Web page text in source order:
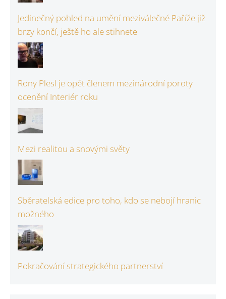
Jedinečný pohled na umění meziválečné Paříže již
brzy končí, ještě ho ale stihnete
Rony Plesl je opět členem mezinárodní poroty
ocenění Interiér roku
Mezi realitou a snovými světy
Sběratelská edice pro toho, kdo se nebojí hranic
možného
Pokračování strategického partnerství